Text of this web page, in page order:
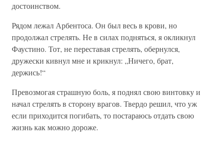
достоинством.
Рядом лежал Арбентоса. Он был весь в крови, но
продолжал стрелять. Не в силах подняться, я окликнул
Фаустино. Тот, не переставая стрелять, обернулся,
дружески кивнул мне и крикнул: „Ничего, брат,
держись!“
Превозмогая страшную боль, я поднял свою винтовку и
начал стрелять в сторону врагов. Твердо решил, что уж
если приходится погибать, то постараюсь отдать свою
жизнь как можно дороже.